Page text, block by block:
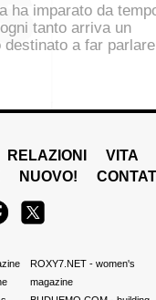
ha imparato da
tanto arriva un
a far parlare
RELAZIONI
VITA
NUOVO!
ROXY7.NET- women's
magazine